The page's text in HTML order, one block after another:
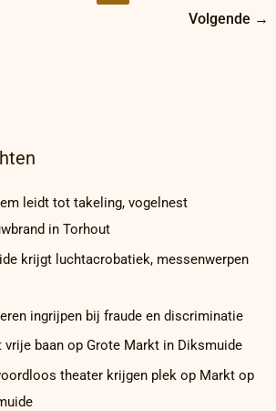
Volgende →
leidt tot takeling, vogelnest
in Torhout
krijgt luchtacrobatiek, messenwerpen
ingrijpen bij fraude en discriminatie
baan op Grote Markt in Diksmuide
theater krijgen plek op Markt op